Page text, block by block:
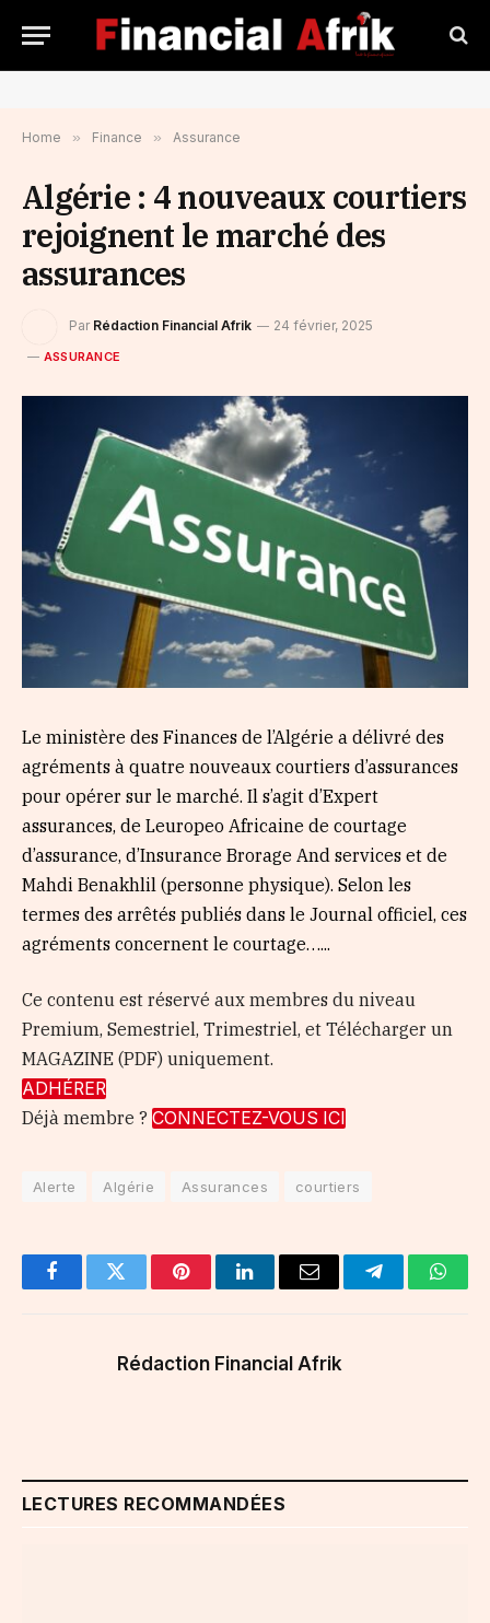
Home » Finance » Assurance
Algérie : 4 nouveaux courtiers
rejoignent le marché des
assurances
Par Rédaction Financial Afrik 24 février, 2025
ASSURANCE
Le ministère des Finances de l’Algérie a délivré des
agréments à quatre nouveaux courtiers d’assurances
pour opérer sur le marché. Il s’agit d’Expert
assurances, de Leuropeo Africaine de courtage
d’assurance, d’Insurance Brorage And services et de
Mahdi Benakhlil (personne physique). Selon les
termes des arrêtés publiés dans le Journal officiel, ces
agréments concernent le courtage…...
Ce contenu est réservé aux membres du niveau
Premium, Semestriel, Trimestriel, et Télécharger un
MAGAZINE (PDF) uniquement.
ADHÉRER
Déjà membre ? CONNECTEZ-VOUS ICI
Alerte Algérie Assurances courtiers
FacebookTwitter PinterestLinkedInEmail Telegram
Rédaction Financial Afrik
LECTURES RECOMMANDÉES